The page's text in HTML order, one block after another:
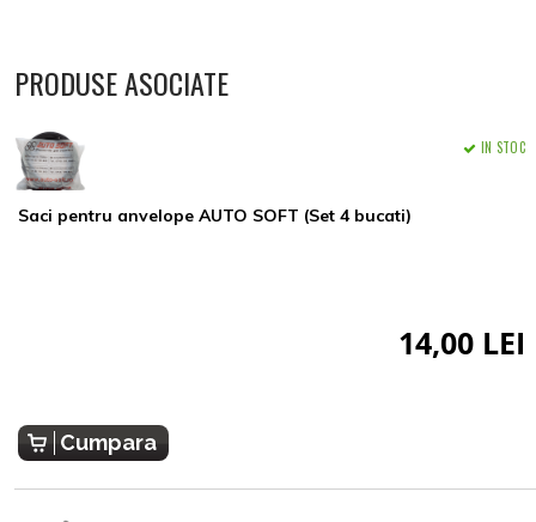
PRODUSE ASOCIATE
Saci pentru anvelope AUTO SOFT (Set 4 bucati)
IN STOC
14,00 LEI
Cumpara